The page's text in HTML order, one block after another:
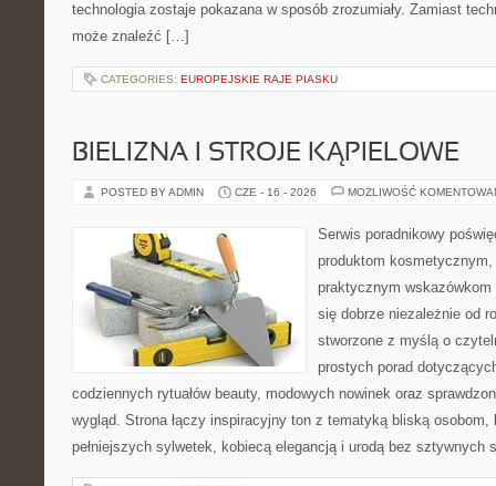
technologia zostaje pokazana w sposób zrozumiały. Zamiast
może znaleźć […]
CATEGORIES: EUROPEJSKIE RAJE PIASKU
BIELIZNA I STROJE KĄPIELOWE
POSTED BY ADMIN CZE - 16 - 2026 MOŻLIWOŚĆ
Serwis poradnikowy
produktom
praktycznym
się dobrze niezależnie od
stworzone z myślą o
prostych porad
codziennych rytuałów beauty, modowych nowinek oraz
wygląd. Strona łączy inspiracyjny ton z tematyką bliską
pełniejszych sylwetek, kobiecą elegancją i urodą bez sztywnych